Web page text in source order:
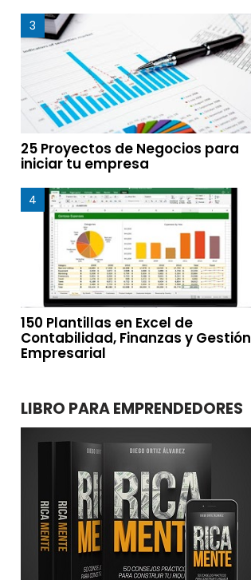
25 Proyectos de Negocios para
iniciar tu empresa
150 Plantillas en Excel de
Contabilidad, Finanzas y Gestión
Empresarial
LIBRO PARA EMPRENDEDORES